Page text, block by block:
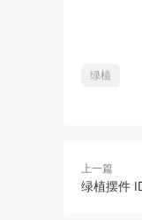
绿植
上一篇
绿植摆件